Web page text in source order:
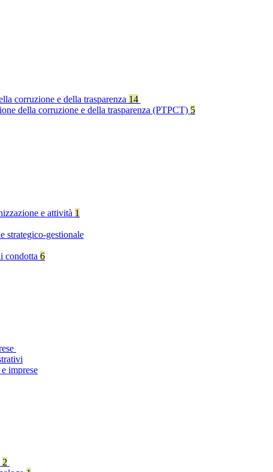
corruzione e della trasparenza 14
della corruzione e della trasparenza (PTPCT) 5
e attività 1
strategico-gestionale
condotta 6
imprese
2